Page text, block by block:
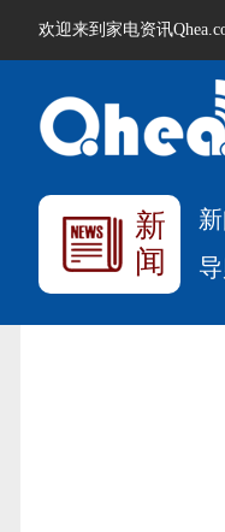
欢迎来到家电资讯
新
闻